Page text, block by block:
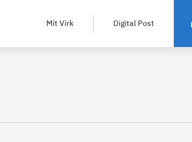
Mit Virk
Digital Post